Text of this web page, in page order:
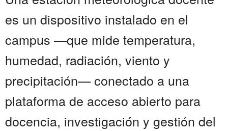
es un dispositivo instalado en el
campus —que mide temperatura,
humedad, radiación, viento y
precipitación— conectado a una
plataforma de acceso abierto para
docencia, investigación y gestión del